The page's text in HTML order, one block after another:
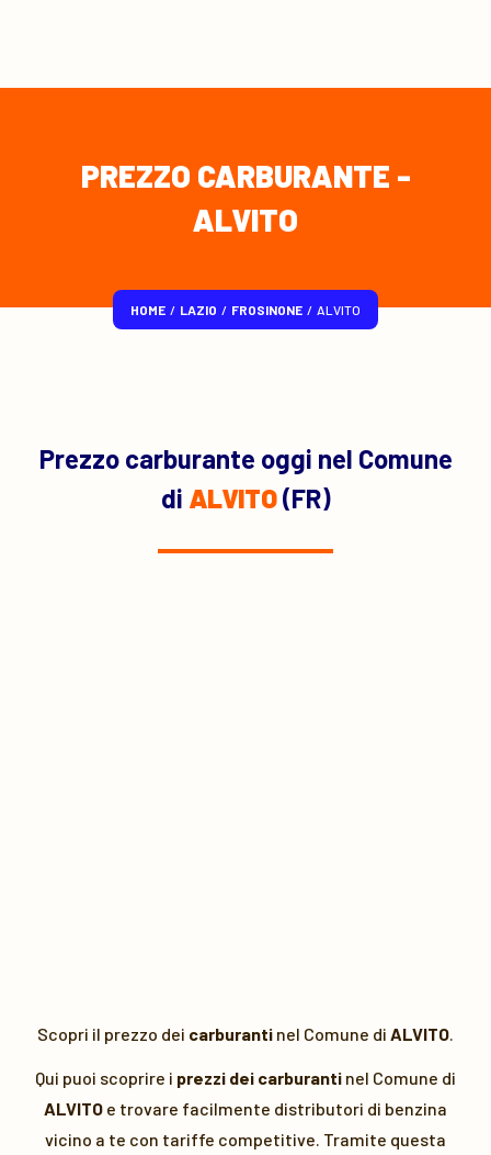
PREZZO CARBURANTE -
ALVITO
HOME / LAZIO / FROSINONE / ALVITO
Prezzo carburante oggi nel Comune
di ALVITO(FR)
Scopri il prezzo dei carburanti nel Comune di ALVITO.
Qui puoi scoprire i prezzi dei carburanti nel Comune di
ALVITO e trovare facilmente distributori di benzina
vicino a te con tariffe competitive. Tramite questa